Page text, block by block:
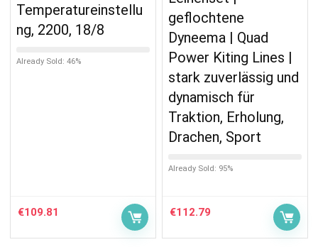
Temperatureinstellu
ng, 2200, 18/8
Already Sold: 46%
€109.81
geflochtene
Dyneema | Quad
Power Kiting Lines |
stark zuverlässig und
dynamisch für
Traktion, Erholung,
Drachen, Sport
Already Sold: 95%
€112.79